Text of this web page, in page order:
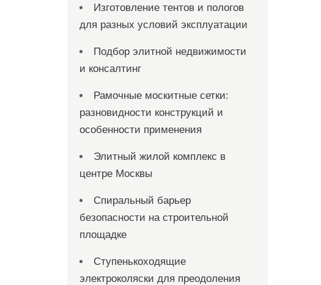
Изготовление тентов и пологов
для разных условий эксплуатации
Подбор элитной недвижимости
и консалтинг
Рамочные москитные сетки:
разновидности конструкций и
особенности применения
Элитный жилой комплекс в
центре Москвы
Спиральный барьер
безопасности на строительной
площадке
Ступенькоходящие
электроколяски для преодоления